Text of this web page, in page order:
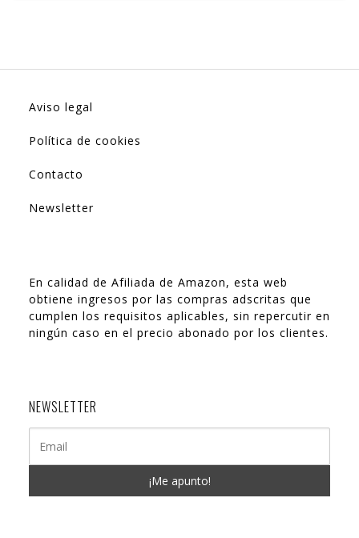
Aviso legal
Política de cookies
Contacto
Newsletter
En calidad de Afiliada de Amazon, esta web
obtiene ingresos por las compras adscritas que
cumplen los requisitos aplicables, sin repercutir en
ningún caso en el precio abonado por los clientes.
NEWSLETTER